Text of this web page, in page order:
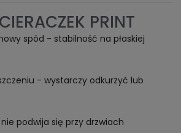
PRINT
spód - stabilność na płaskiej
- wystarczy odkurzyć lub
podwija się przy drzwiach